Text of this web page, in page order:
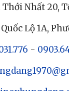
Thới Nhất 20,
Quốc Lộ 1A,
-